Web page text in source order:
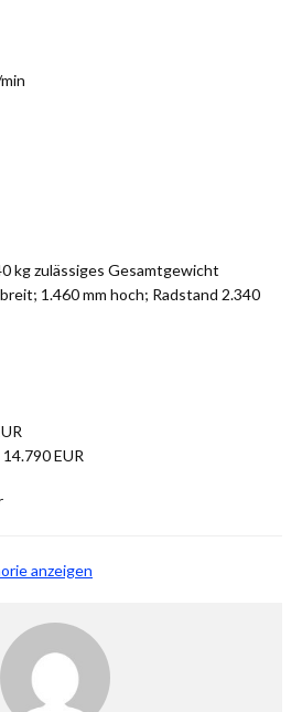
kg zulässiges Gesamtgewicht
1.460 mm hoch; Radstand 2.340
EUR
anzeigen